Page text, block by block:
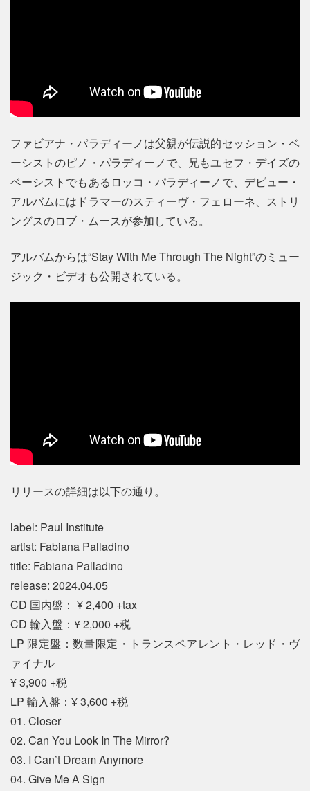
ファビアナ・パラディーノは父親が伝説的セッション・ベ
ーシストのピノ・パラディーノで、兄もユセフ・デイズの
ベーシストでもあるロッコ・パラディーノで、デビュー・
アルバムにはドラマーのスティーヴ・フェローネ、ストリ
ングスのロブ・ムースが参加している。
アルバムからは“Stay With Me Through The Night”のミュー
ジック・ビデオも公開されている。
リリースの詳細は以下の通り。
label: Paul Institute
artist: Fabiana Palladino
title: Fabiana Palladino
release: 2024.04.05
CD 国内盤： ¥ 2,400 +tax
CD 輸入盤：¥ 2,000 +税
LP 限定盤：数量限定・トランスペアレント・レッド・ヴ
ァイナル
¥ 3,900 +税
LP 輸入盤：¥ 3,600 +税
01. Closer
02. Can You Look In The Mirror?
03. I Can’t Dream Anymore
04. Give Me A Sign